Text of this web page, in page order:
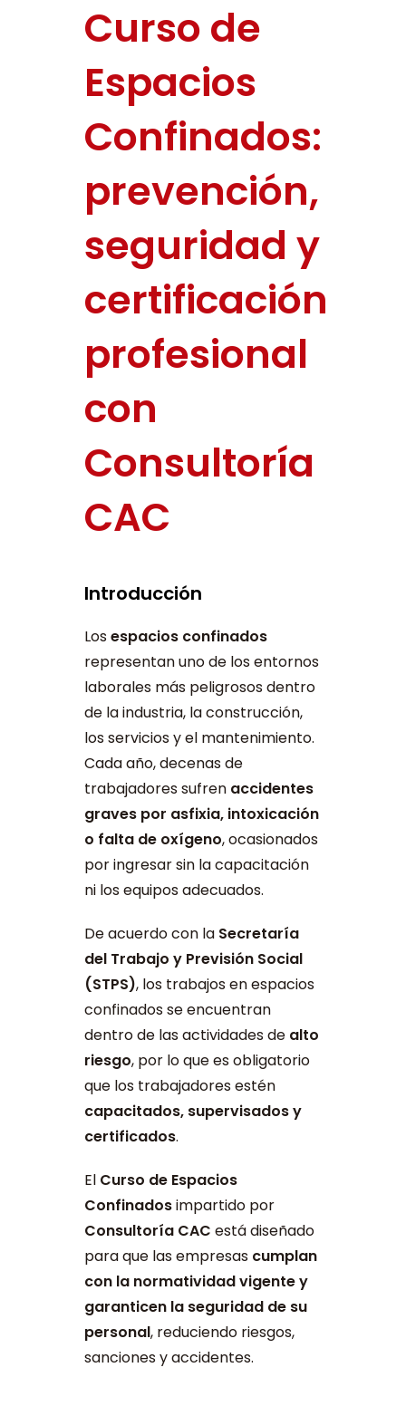
Curso de
Espacios
Confinados:
prevención,
seguridad y
certificación
profesional
con
Consultoría
CAC
Introducción
Losespacios confinados
representan uno de los entornos
laborales más peligrosos dentro
de la industria, la construcción,
los servicios y el mantenimiento.
Cada año, decenas de
trabajadores sufren accidentes
graves por asfixia, intoxicación
o falta de oxígeno, ocasionados
por ingresar sin la capacitación
ni los equipos adecuados.
De acuerdo con la Secretaría
del Trabajo y Previsión Social
(STPS), los trabajos en espacios
confinados se encuentran
dentro de las actividades de alto
riesgo, por lo que es obligatorio
que los trabajadores estén
capacitados, supervisados y
certificados.
El Curso de Espacios
Confinadosimpartido por
Consultoría CAC está diseñado
para que las empresas cumplan
con la normatividad vigente y
garanticen la seguridad de su
personal, reduciendo riesgos,
sanciones y accidentes.